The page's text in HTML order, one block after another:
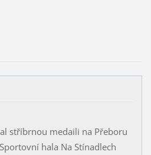
stříbrnou medaili na Přeboru
hala Na Stínadlech